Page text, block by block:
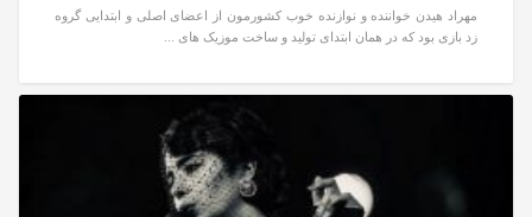
مهراد هیدن خواننده و نوازنده خوب کشورمون از اعضای اصلی و ابتدایی گروه
زد بازی بود که در همان ابتدای تولید و ساخت موزیک های ...